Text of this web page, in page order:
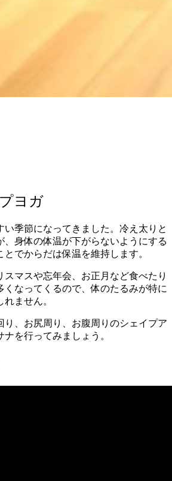
ヨガ
季節になってきました。 冷え太りと
、身体の体温が下がらないようにする
でからだは保温を維持します。
スマスや忘年会、お正月など食べたり
くなってくるので、体のたるみが特に
ません。
り、お尻周り、お腹周りのシェイプア
を行ってみましょう。